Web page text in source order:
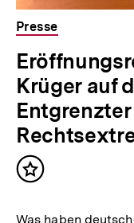
Presse
Krüger auf
Entgrenzter
Inhalt
Was haben